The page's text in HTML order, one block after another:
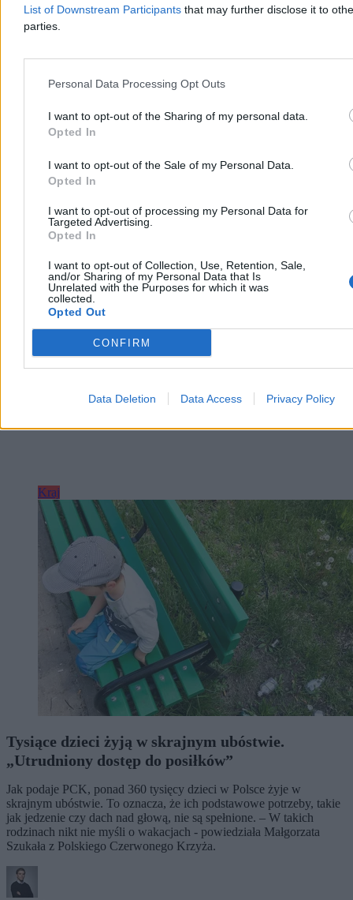
List of Downstream Participants that may further disclose it to
parties.
Personal Data Processing Opt Outs
I want to opt-out of the Sharing of my personal data.
Opted In
I want to opt-out of the Sale of my Personal Data.
Opted In
I want to opt-out of processing my Personal Data for
Targeted Advertising.
Opted In
I want to opt-out of Collection, Use, Retention, Sale,
and/or Sharing of my Personal Data that Is
Unrelated with the Purposes for which it was
collected.
Opted Out
CONFIRM
Data Deletion Data Access Privacy Policy
Konfederacja wyśmiewa obietnicę wyborczą PiS.
„Nikt nie wybierze podróbki”
Pejo skomentował obietnicę wyborczą PiS-u, która padła na
konwencji programowej tej partii. Tobiasz Bocheński zapowiedział,
deportacji z Polski młodych, niepracujących Ukraińców.
Paweł Żurek
Dzisiaj 09:18
Reklama
Reklama
Kraj
Tysiące dzieci żyją w skrajnym ubóstwie.
„Utrudniony dostęp do posiłków”
Jak podaje PCK, ponad 360 tysięcy dzieci w Polsce żyje w
skrajnym ubóstwie. To oznacza, że ich podstawowe potrzeby, takie
jak jedzenie czy dach nad głową, nie są spełnione. – W takich
rodzinach nikt nie myśli o wakacjach - powiedziała Małgorzata
Szukała z Polskiego Czerwonego Krzyża.